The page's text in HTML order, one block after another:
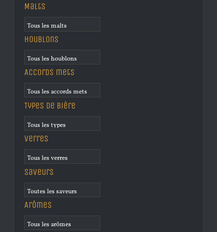
Malts
Houblons
Accords mets
Types de bière
Verres
Saveurs
Arômes